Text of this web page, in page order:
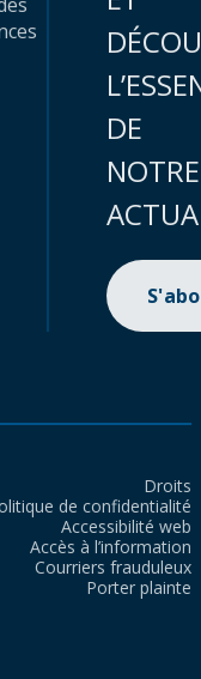
DE
NOTRE
Droits
de confidentialité
Accessibilité web
Accès à l’information
Courriers frauduleux
Porter plainte